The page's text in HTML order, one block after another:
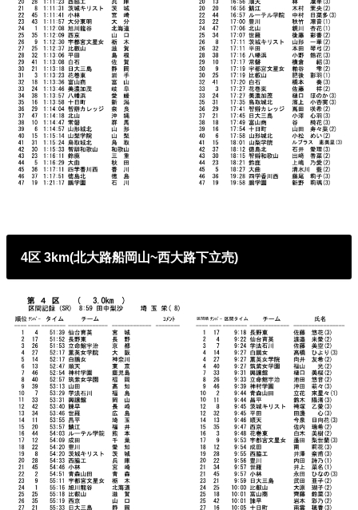
4区 3km(北大路船岡山~西大路下立売)